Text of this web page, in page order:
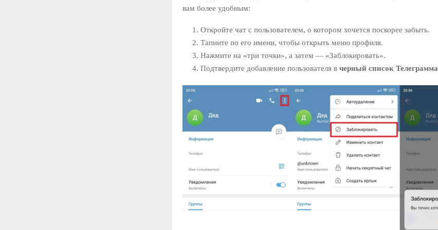
вам более удобным:
Откройте чат с пользователем, о котором хочется поскорее забыть.
Тапните по его имени, чтобы открыть меню профиля.
Нажмите на «три точки», а затем — «Заблокировать».
Подтвердите добавление пользователя в черный список Телеграмма